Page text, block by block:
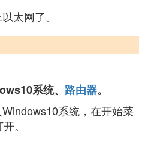
太网了。
系统、 路由器。
系统，在开始菜
。